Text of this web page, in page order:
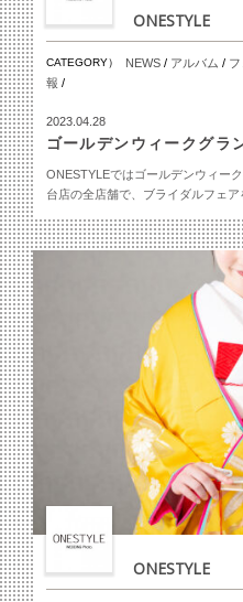
ONESTYLE
CATEGORY） NEWS/ アルバム /
報 /
2023.04.28
ゴールデンウィークグラ
ONESTYLEではゴールデンウィー
台店の全店舗で、ブライダルフェア
ONESTYLE